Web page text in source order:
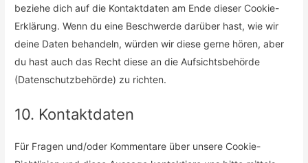
beziehe dich auf die Kontaktdaten am Ende dieser Cookie-
Erklärung. Wenn du eine Beschwerde darüber hast, wie wir
deine Daten behandeln, würden wir diese gerne hören, aber
du hast auch das Recht diese an die Aufsichtsbehörde
(Datenschutzbehörde) zu richten.
10. Kontaktdaten
Für Fragen und/oder Kommentare über unsere Cookie-